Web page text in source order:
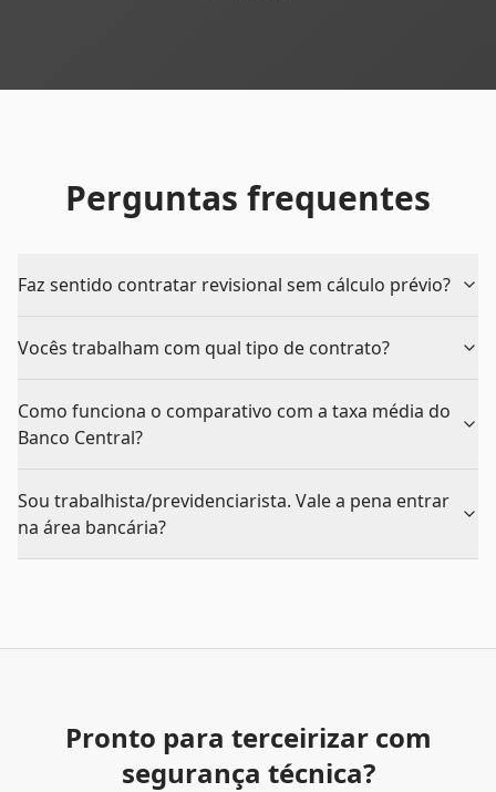
Perguntas frequentes
Faz sentido contratar revisional sem cálculo prévio?
Vocês trabalham com qual tipo de contrato?
Como funciona o comparativo com a taxa média do
Banco Central?
Sou trabalhista/previdenciarista. Vale a pena entrar
na área bancária?
Pronto para terceirizar com
segurança técnica?